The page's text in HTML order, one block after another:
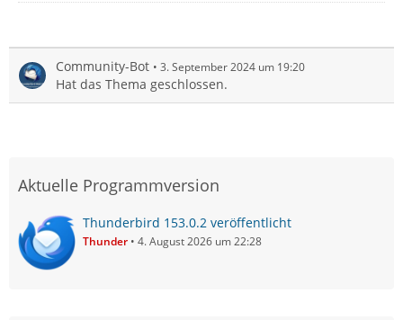
Community-Bot 3. September 2024 um 19:20
Hat das Thema geschlossen.
Aktuelle Programmversion
Thunderbird 153.0.2 veröffentlicht
Thunder 4. August 2026 um 22:28